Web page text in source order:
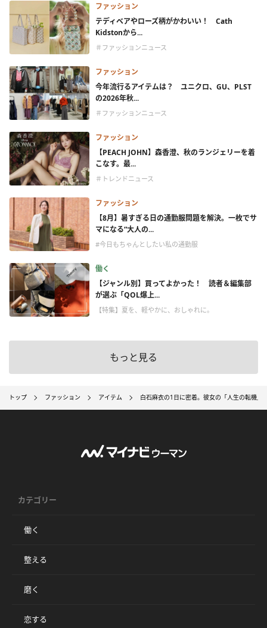
ファッション
テディベアやローズ柄がかわいい！ Cath
Kidstonから...
＃ファッションニュース
ファッション
今年流行るアイテムは？ ユニクロ、GU、PLST
の2026年秋...
＃ファッションニュース
ファッション
【PEACH JOHN】森香澄、秋のランジェリーを着
こなす。最...
＃トレンドニュース
ファッション
【8月】暑すぎる日の通勤服問題を解決。一枚でサ
マになる“大人の...
#今日もちゃんとしたい私の通勤服
働く
【ジャンル別】買ってよかった！ 読者＆編集部
が選ぶ「QOL爆上...
【特集】夏を、軽やかに、おしゃれに。
もっと見る
トップ ファッション アイテム 白石麻衣の1日に密着。彼女の「人生の転機」
カテゴリー
働く
整える
磨く
恋する